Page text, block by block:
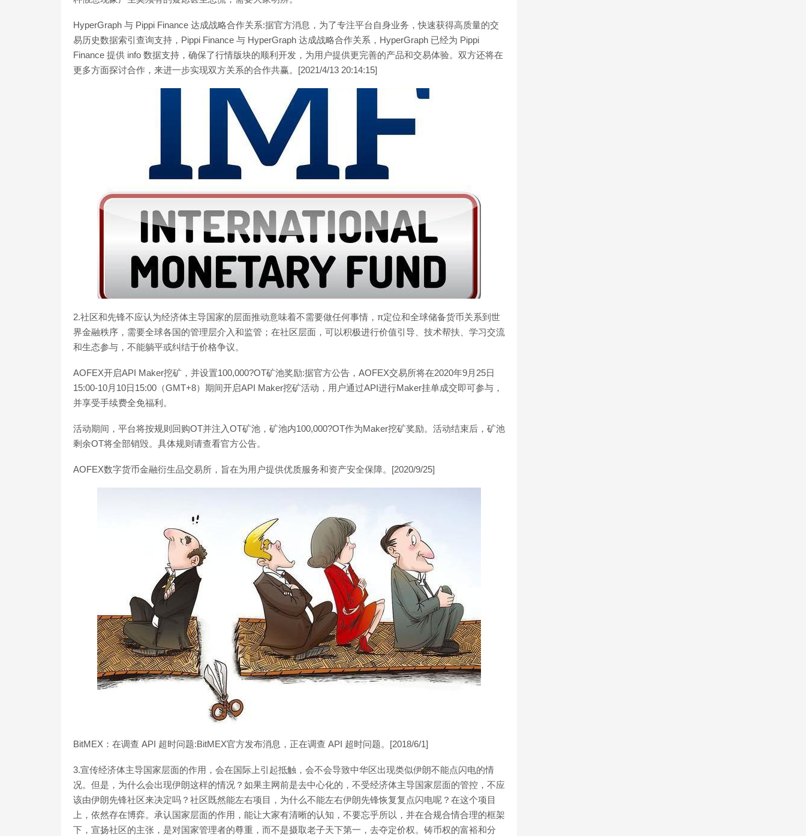
HyperGraph 与 Pippi Finance 达成战略合作关系:据官方消息，为了专注平台自身业务，快速获得高质量的交
易历史数据索引查询支持，Pippi Finance 与 HyperGraph 达成战略合作关系，HyperGraph 已经为 Pippi
Finance 提供 info 数据支持，确保了行情版块的顺利开发，为用户提供更完善的产品和交易体验。双方还将在
更多方面探讨合作，来进一步实现双方关系的合作共赢。[2021/4/13 20:14:15]
2.社区和先锋不应认为经济体主导国家的层面推动意味着不需要做任何事情，π定位和全球储备货币关系到世
界金融秩序，需要全球各国的管理层介入和监管；在社区层面，可以积极进行价值引导、技术帮扶、学习交流
和生态参与，不能躺平或纠结于价格争议。
AOFEX开启API Maker挖矿，并设置100,000?OT矿池奖励:据官方公告，AOFEX交易所将在2020年9月25日
15:00-10月10日15:00（GMT+8）期间开启API Maker挖矿活动，用户通过API进行Maker挂单成交即可参与，
并享受手续费全免福利。
活动期间，平台将按规则回购OT并注入OT矿池，矿池内100,000?OT作为Maker挖矿奖励。活动结束后，矿池
剩余OT将全部销毁。具体规则请查看官方公告。
AOFEX数字货币金融衍生品交易所，旨在为用户提供优质服务和资产安全保障。[2020/9/25]
BitMEX：在调查 API 超时问题:BitMEX官方发布消息，正在调查 API 超时问题。[2018/6/1]
3.宣传经济体主导国家层面的作用，会在国际上引起抵触，会不会导致中华区出现类似伊朗不能点闪电的情
况。但是，为什么会出现伊朗这样的情况？如果主网前是去中心化的，不受经济体主导国家层面的管控，不应
该由伊朗先锋社区来决定吗？社区既然能左右项目，为什么不能左右伊朗先锋恢复复点闪电呢？在这个项目
上，依然存在博弈。承认国家层面的作用，能让大家有清晰的认知，不要忘乎所以，并在合规合情合理的框架
下，宣扬社区的主张，是对国家管理者的尊重，而不是摄取老子天下第一，去夺定价权。铸币权的富裕和分